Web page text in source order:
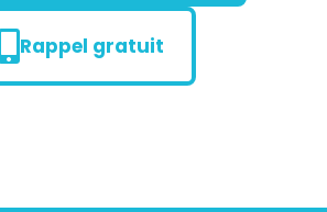
Rappel gratuit